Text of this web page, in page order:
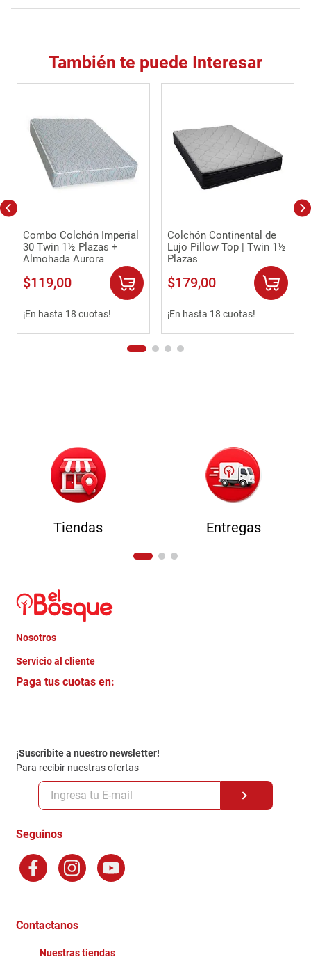
También te puede Interesar
Combo Colchón Imperial
30 Twin 1½ Plazas +
Almohada Aurora
$119,00
¡En hasta 18 cuotas!
Colchón Continental de
Lujo Pillow Top | Twin 1½
Plazas
$179,00
¡En hasta 18 cuotas!
Tiendas Entregas
Nosotros
Quienes somos
Trabaja con Nosotros
Servicio al cliente
Crédito Directo
Politica de Privacidad
Políticas y condiciones GiftCard
Formas de Pago
Terminos y Condiciones
Factura Electronica
Ganadores - Promociones
Paga tus cuotas en:
¡Suscribite a nuestro newsletter!
Para recibir nuestras ofertas
Seguinos
Contactanos
Nuestras tiendas